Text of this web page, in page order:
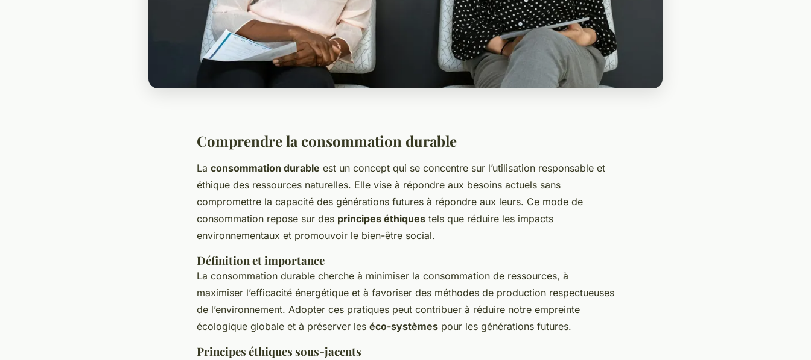
Comprendre la consommation durable
La consommation durable est un concept qui se concentre sur l’utilisation responsable et
éthique des ressources naturelles. Elle vise à répondre aux besoins actuels sans
compromettre la capacité des générations futures à répondre aux leurs. Ce mode de
consommation repose sur des principes éthiques tels que réduire les impacts
environnementaux et promouvoir le bien-être social.
Définition et importance
La consommation durable cherche à minimiser la consommation de ressources, à
maximiser l’efficacité énergétique et à favoriser des méthodes de production respectueuses
de l’environnement. Adopter ces pratiques peut contribuer à réduire notre empreinte
écologique globale et à préserver les éco-systèmes pour les générations futures.
Principes éthiques sous-jacents